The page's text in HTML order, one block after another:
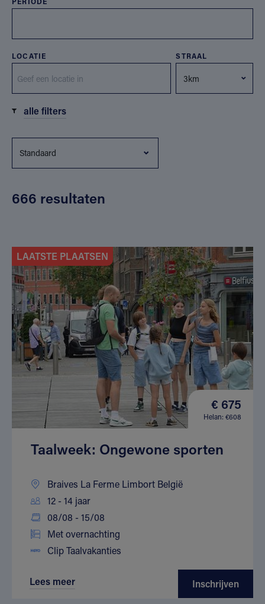
LOCATIE STRAAL
alle filters
666 resultaten
LAATSTE PLAATSEN
€ 675
Helan: €608
Taalweek: Ongewone sporten
Braives La Ferme Limbort België
12 - 14 jaar
08/08 - 15/08
Met overnachting
Clip Taalvakanties
Lees meer Inschrijven